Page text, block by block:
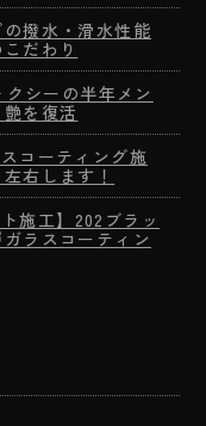
の撥水・滑水性能
だわり
クシーの半年メン
を復活
コーティング施
右します！
施工】202ブラッ
ラスコーティン